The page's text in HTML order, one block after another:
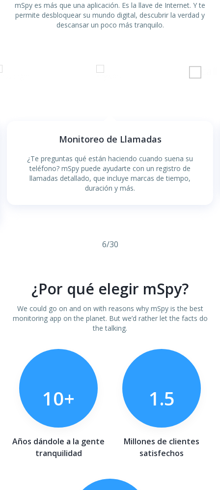
mSpy es más que una aplicación. Es la llave de Internet. Y te
permite desbloquear su mundo digital, descubrir la verdad y
descansar un poco más tranquilo.
Monitoreo de Llamadas
¿Te preguntas qué están haciendo cuando suena su
teléfono? mSpy puede ayudarte con un registro de
llamadas detallado, que incluye marcas de tiempo,
duración y más.
6/30
¿Por qué elegir mSpy?
We could go on and on with reasons why mSpy is the best
monitoring app on the planet. But we’d rather let the facts do
the talking.
10+
Años dándole a la gente
tranquilidad
1.5
Millones de clientes
satisfechos